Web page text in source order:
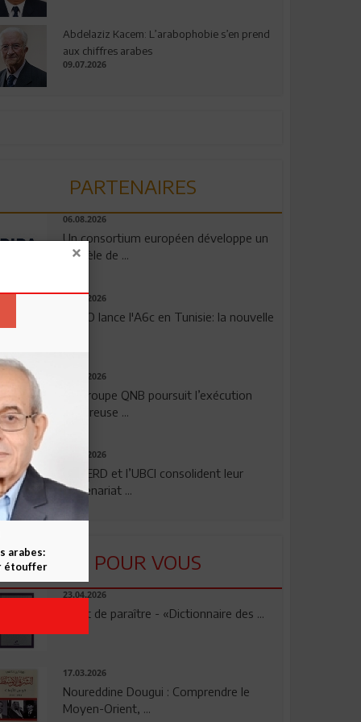
Abdelaziz Kacem: L’arabophobie s’en prend
aux chiffres arabes
09.07.2026
PARTENAIRES
06.08.2026
Un consortium européen développe un
modèle de ...
04.08.2026
OPPO lance l'A6c en Tunisie: la nouvelle
29.07.2026
Le Groupe QNB poursuit l’exécution
rigoureuse ...
24.07.2026
La BERD et l’UBCI consolident leur
partenariat ...
LU POUR VOUS
23.04.2026
Vient de paraître - «Dictionnaire des ...
17.03.2026
Noureddine Dougui : Comprendre le
Moyen-Orient, ...
arabes:
étouffer